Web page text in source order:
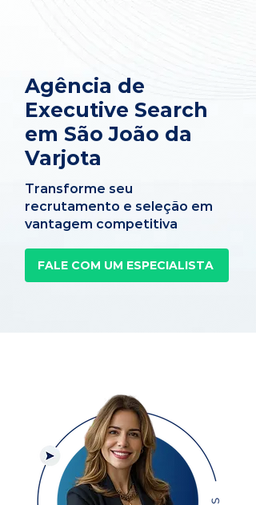
Agência de
Executive Search
em São João da
Varjota
Transforme seu
recrutamento e seleção em
vantagem competitiva
FALE COM UM ESPECIALISTA